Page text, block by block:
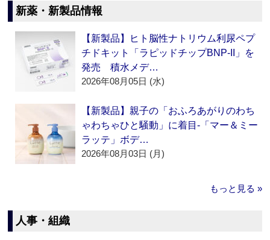
新薬・新製品情報
【新製品】ヒト脳性ナトリウム利尿ペプ
チドキット「ラピッドチップBNP-II」を
発売 積水メデ…
2026年08月05日 (水)
【新製品】親子の「おふろあがりのわち
ゃわちゃひと騒動」に着目‐「マー＆ミー
ラッテ」ボデ…
2026年08月03日 (月)
もっと見る »
人事・組織